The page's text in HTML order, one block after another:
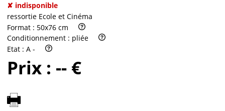
✘ indisponible
ressortie Ecole et Cinéma
Format : 50x76 cm
Conditionnement : pliée
Etat : A -
Prix : -- €